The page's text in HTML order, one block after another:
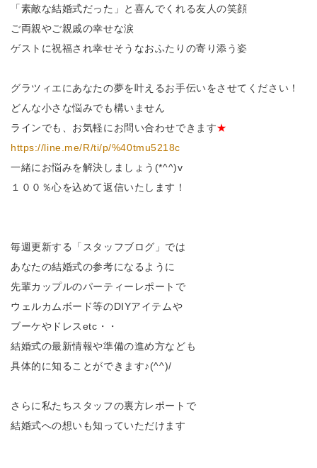
「素敵な結婚式だった」と喜んでくれる友人の笑顔
ご両親やご親戚の幸せな涙
ゲストに祝福され幸せそうなおふたりの寄り添う姿
グラツィエにあなたの夢を叶えるお手伝いをさせてください！
どんな小さな悩みでも構いません
ラインでも、お気軽にお問い合わせできます★
https://line.me/R/ti/p/%40tmu5218c
一緒にお悩みを解決しましょう(*^^)v
１００％心を込めて返信いたします！
毎週更新する「スタッフブログ」では
あなたの結婚式の参考になるように
先輩カップルのパーティーレポートで
ウェルカムボード等のDIYアイテムや
ブーケやドレスetc・・
結婚式の最新情報や準備の進め方なども
具体的に知ることができます♪(^^)/
さらに私たちスタッフの裏方レポートで
結婚式への想いも知っていただけます